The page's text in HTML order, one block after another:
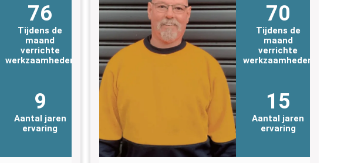
76
Tijdens de
maand
verrichte
werkzaamheden
9
Aantal jaren
ervaring
70
Tijdens de
maand
verrichte
werkzaamheden
15
Aantal jaren
ervaring